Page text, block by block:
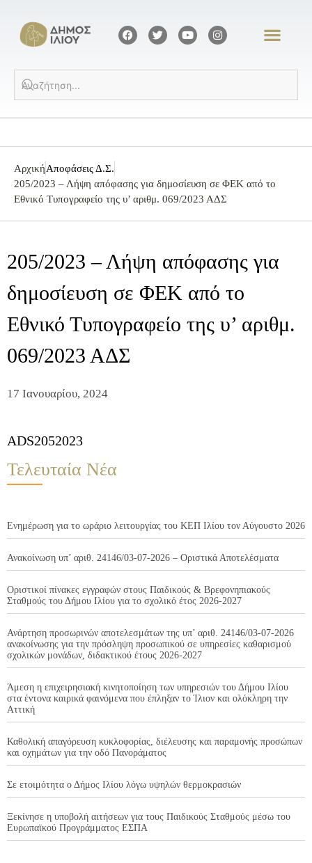
ΑρχικήΑποφάσεις Δ.Σ.
205/2023 – Λήψη απόφασης για δημοσίευση σε ΦΕΚ από το
Εθνικό Τυπογραφείο της υ’ αριθμ. 069/2023 ΑΔΣ
205/2023 – Λήψη απόφασης για
δημοσίευση σε ΦΕΚ από το
Εθνικό Τυπογραφείο της υ’ αριθμ.
069/2023 ΑΔΣ
17 Ιανουαρίου, 2024
ADS2052023
Τελευταία Νέα
Ενημέρωση για το ωράριο λειτουργίας του ΚΕΠ Ιλίου τον Αύγουστο 2026
Ανακοίνωση υπ’ αριθ. 24146/03-07-2026 – Οριστικά Αποτελέσματα
Οριστικοί πίνακες εγγραφών στους Παιδικούς & Βρεφονηπιακούς
Σταθμούς του Δήμου Ιλίου για το σχολικό έτος 2026-2027
Ανάρτηση προσωρινών αποτελεσμάτων της υπ’ αριθ. 24146/03-07-2026
ανακοίνωσης για την πρόσληψη προσωπικού σε υπηρεσίες καθαρισμού
σχολικών μονάδων, διδακτικού έτους 2026-2027
Άμεση η επιχειρησιακή κινητοποίηση των υπηρεσιών του Δήμου Ιλίου
στα έντονα καιρικά φαινόμενα που έπληξαν το Ίλιον και ολόκληρη την
Αττική
Καθολική απαγόρευση κυκλοφορίας, διέλευσης και παραμονής προσώπων
και οχημάτων για την οδό Πανοράματος
Σε ετοιμότητα ο Δήμος Ιλίου λόγω υψηλών θερμοκρασιών
Ξεκίνησε η υποβολή αιτήσεων για τους Παιδικούς Σταθμούς μέσω του
Ευρωπαϊκού Προγράμματος ΕΣΠΑ